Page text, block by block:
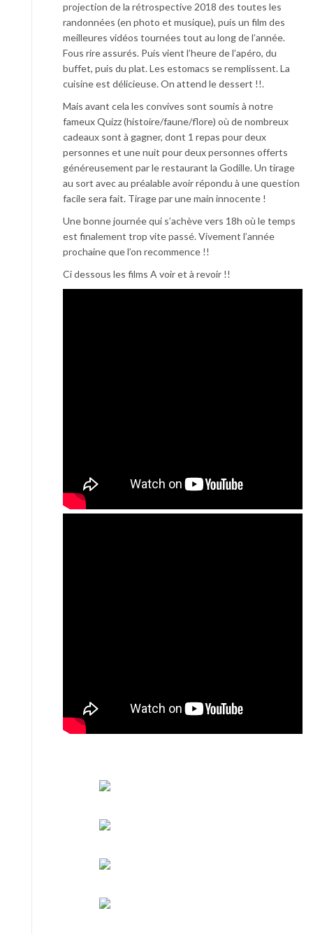
projection de la rétrospective 2018 des toutes les
randonnées (en photo et musique), puis un film des
meilleures vidéos tournées tout au long de l’année.
Fous rire assurés. Puis vient l’heure de l’apéro, du
buffet, puis du plat. Les estomacs se remplissent. La
cuisine est délicieuse. On attend le dessert !!.
Mais avant cela les convives sont soumis à notre
fameux Quizz (histoire/faune/flore) où de nombreux
cadeaux sont à gagner, dont 1 repas pour deux
personnes et une nuit pour deux personnes offerts
généreusement par le restaurant la Godille. Un tirage
au sort avec au préalable avoir répondu à une question
facile sera fait. Tirage par une main innocente !
Une bonne journée qui s’achève vers 18h où le temps
est finalement trop vite passé. Vivement l’année
prochaine que l’on recommence !!
Ci dessous les films A voir et à revoir !!